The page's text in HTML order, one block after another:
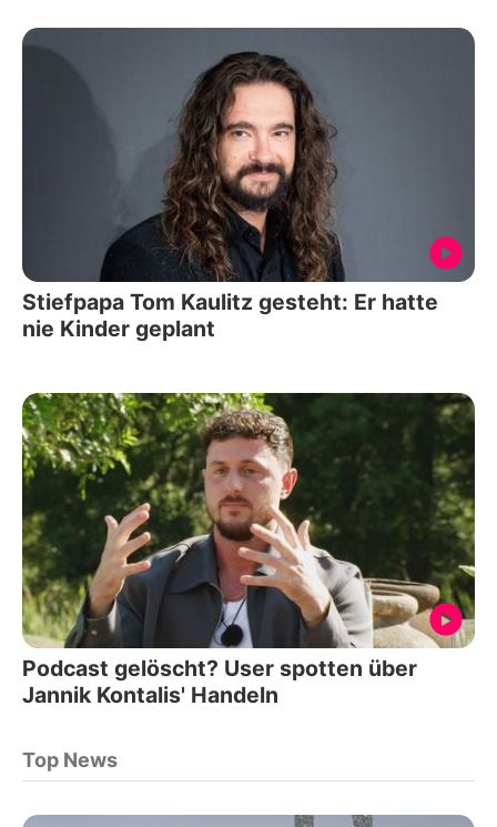
Stiefpapa Tom Kaulitz gesteht: Er hatte
nie Kinder geplant
Podcast gelöscht? User spotten über
Jannik Kontalis' Handeln
Top News